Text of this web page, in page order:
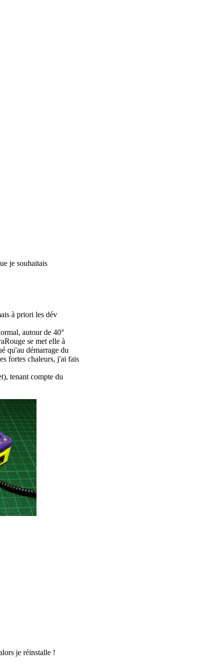
je souhaitais
à priori les dév
autour de 40°
se met elle à
qu'au démarrage du
fortes chaleurs, j'ai fais
tenant compte du
je réinstalle !